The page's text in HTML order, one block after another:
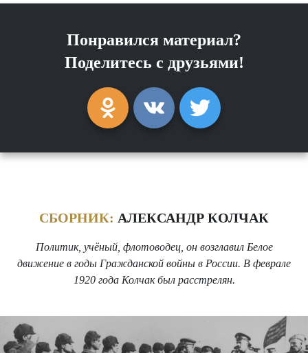
Понравился материал?
Поделитесь с друзьями!
СБОРНИК: АЛЕКСАНДР КОЛЧАК
Политик, учёный, флотоводец, он возглавил Белое
движение в годы Гражданской войны в России. В феврале
1920 года Колчак был расстрелян.